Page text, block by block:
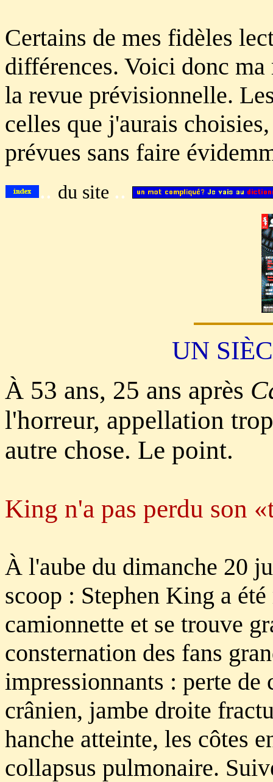
Certains de mes fidèles
différences. Voici donc
la revue prévisionnelle.
celles que j'aurais
prévues sans faire
.. du site ..
UN
À 53 ans, 25 ans après
l'horreur, appellation
autre chose. Le point.
King n'a pas perdu son
À l'aube du dimanche 20
scoop : Stephen King a
camionnette et se trouve
consternation des fans
impressionnants : perte de
crânien, jambe droite
hanche atteinte, les côtes
collapsus pulmonaire.